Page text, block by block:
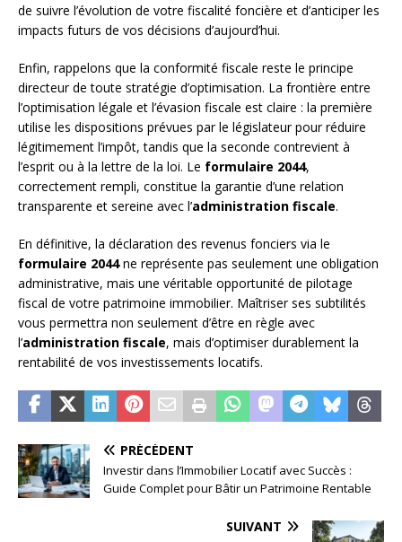
de suivre l’évolution de votre fiscalité foncière et d’anticiper les
impacts futurs de vos décisions d’aujourd’hui.
Enfin, rappelons que la conformité fiscale reste le principe
directeur de toute stratégie d’optimisation. La frontière entre
l’optimisation légale et l’évasion fiscale est claire : la première
utilise les dispositions prévues par le législateur pour réduire
légitimement l’impôt, tandis que la seconde contrevient à
l’esprit ou à la lettre de la loi. Le formulaire 2044,
correctement rempli, constitue la garantie d’une relation
transparente et sereine avec l’administration fiscale.
En définitive, la déclaration des revenus fonciers via le
formulaire 2044ne représente pas seulement une obligation
administrative, mais une véritable opportunité de pilotage
fiscal de votre patrimoine immobilier. Maîtriser ses subtilités
vous permettra non seulement d’être en règle avec
l’administration fiscale, mais d’optimiser durablement la
rentabilité de vos investissements locatifs.
PRÉCÉDENT
Investir dans l’Immobilier Locatif avec Succès :
Guide Complet pour Bâtir un Patrimoine Rentable
SUIVANT